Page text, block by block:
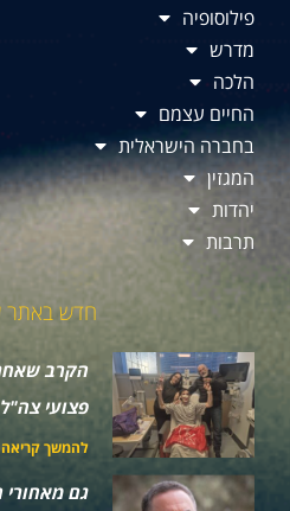
פילוסופיה
מדרש
הלכה
החיים עצמם
בחברה הישראלית
המגזין
יהדות
תרבות
חדש באתר
הקרב
פצועי צה"ל
להמשך
גם מאחורי